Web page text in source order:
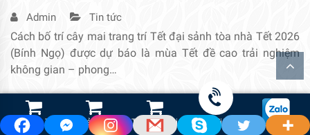
Admin Tin tức
Cách bố trí cây mai trang trí Tết đại sảnh tòa nhà Tết 2026
(Bính Ngọ) được dự báo là mùa Tết đề cao trải nghiệm
không gian – phong…
Shop Hoa Tươi Led Cảnh Quan Thiết Bị Tưới Gọi điện